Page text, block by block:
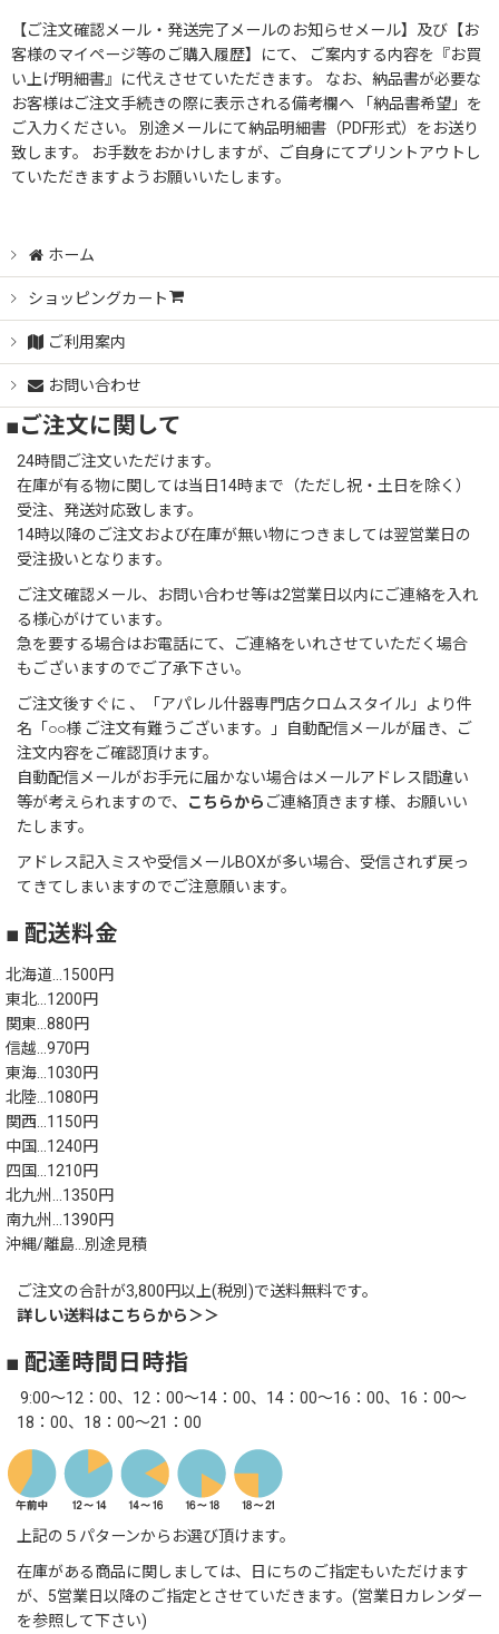
【ご注文確認メール・発送完了メールのお知らせメール】及び【お
客様のマイページ等のご購入履歴】にて、 ご案内する内容を『お買
い上げ明細書』に代えさせていただきます。 なお、納品書が必要な
お客様はご注文手続きの際に表示される備考欄へ 「納品書希望」を
ご入力ください。 別途メールにて納品明細書（PDF形式）をお送り
致します。 お手数をおかけしますが、ご自身にてプリントアウトし
ていただきますようお願いいたします。
ホーム
ショッピングカート
ご利用案内
お問い合わせ
■ご注文に関して
24時間ご注文いただけます。
在庫が有る物に関しては当日14時まで（ただし祝・土日を除く）
受注、発送対応致します。
14時以降のご注文および在庫が無い物につきましては翌営業日の
受注扱いとなります。
ご注文確認メール、お問い合わせ等は2営業日以内にご連絡を入れ
る様心がけています。
急を要する場合はお電話にて、ご連絡をいれさせていただく場合
もございますのでご了承下さい。
ご注文後すぐに 、「アパレル什器専門店クロムスタイル」より件
名「○○様 ご注文有難うございます。」自動配信メールが届き、ご
注文内容をご確認頂けます。
自動配信メールがお手元に届かない場合はメールアドレス間違い
等が考えられますので、
こちらから ご連絡頂きます様、お願いい
たします。
アドレス記入ミスや受信メールBOXが多い場合、受信されず戻っ
てきてしまいますのでご注意願います。
■ 配送料金
北海道…1500円
東北…1200円
関東…880円
信越…970円
東海…1030円
北陸…1080円
関西…1150円
中国…1240円
四国…1210円
北九州…1350円
南九州…1390円
沖縄/離島…別途見積
ご注文の合計が3,800円以上(税別)で送料無料です。
詳しい送料はこちらから＞＞
■ 配達時間日時指
9:00～12：00、12：00～14：00、14：00～16：00、16：00～
18：00、18：00～21：00
上記の５パターンからお選び頂けます。
在庫がある商品に関しましては、日にちのご指定もいただけます
が、5営業日以降のご指定とさせていだきます。(営業日カレンダー
を参照して下さい)